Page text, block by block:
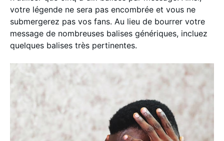
votre légende ne sera pas encombrée et vous ne
submergerez pas vos fans. Au lieu de bourrer votre
message de nombreuses balises génériques, incluez
quelques balises très pertinentes.